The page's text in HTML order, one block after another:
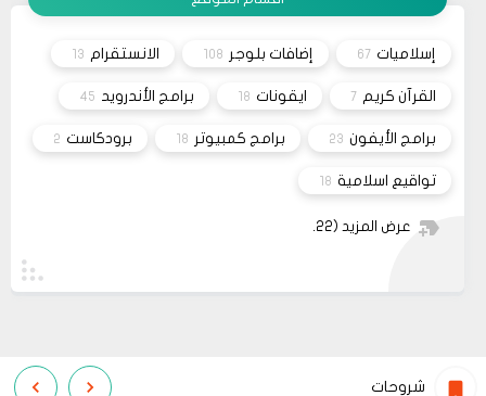
ليس هناك أي موقع لشراء القالب مثل خمسات أو
كفيل..، كما أنه ليس هناك مكان للتواصل عبر الفيسبوك
إسلاميات 67 إضافات بلوجر 108 الانستقرام 13
القرآن كريم 7 ايقونات 18 برامج الأندرويد 45
برامج الأيفون 23 برامج كمبيوتر 18 برودكاست 2
تواقيع اسلامية 18
عرض المزيد (22)
شروحات